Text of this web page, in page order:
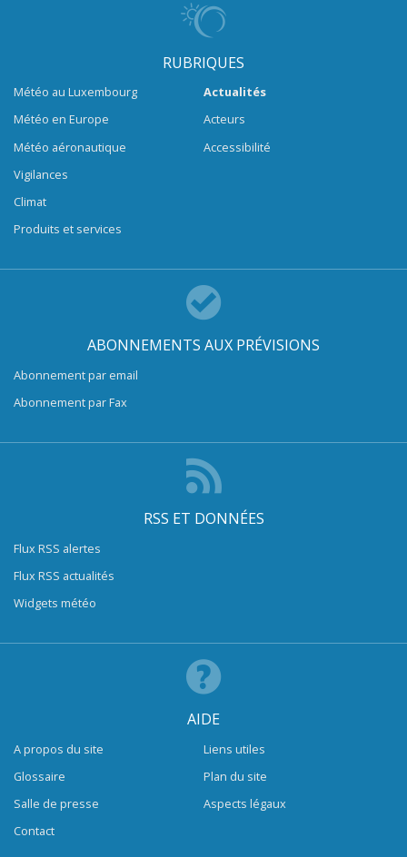
RUBRIQUES
Météo au Luxembourg
Météo en Europe
Météo aéronautique
Vigilances
Climat
Produits et services
Actualités
Acteurs
Accessibilité
ABONNEMENTS AUX PRÉVISIONS
Abonnement par email
Abonnement par Fax
RSS ET DONNÉES
Flux RSS alertes
Flux RSS actualités
Widgets météo
AIDE
A propos du site
Glossaire
Salle de presse
Contact
Liens utiles
Plan du site
Aspects légaux